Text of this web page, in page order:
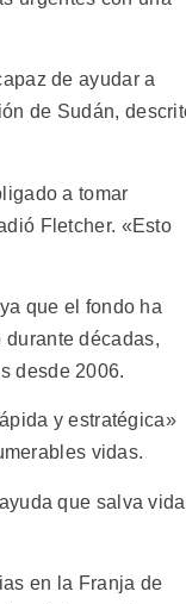
de ayudar a
de Sudán,
a tomar
Fletcher. «Esto
que el fondo ha
décadas,
desde 2006.
y estratégica»
vidas.
que salva
en la Franja de